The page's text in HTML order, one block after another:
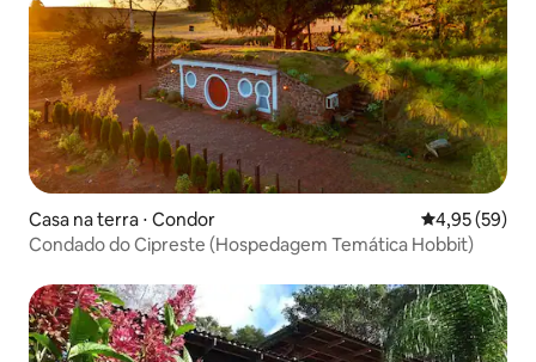
Casa na terra ⋅ Condor 4,95 de uma
4,95 (59)
Condado do Cipreste (Hospedagem Temática Hobbit)